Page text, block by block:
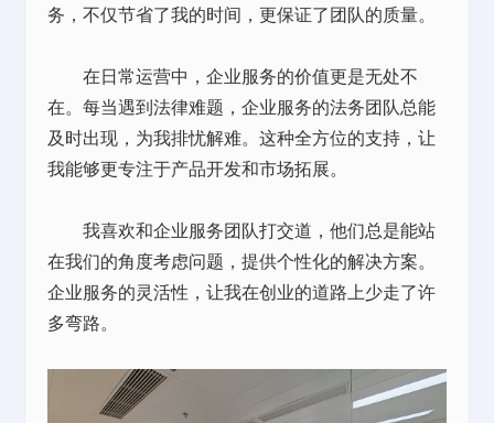
务，不仅节省了我的时间，更保证了团队的质量。
在日常运营中，企业服务的价值更是无处不
在。每当遇到法律难题，企业服务的法务团队总能
及时出现，为我排忧解难。这种全方位的支持，让
我能够更专注于产品开发和市场拓展。
我喜欢和企业服务团队打交道，他们总是能站
在我们的角度考虑问题，提供个性化的解决方案。
企业服务的灵活性，让我在创业的道路上少走了许
多弯路。